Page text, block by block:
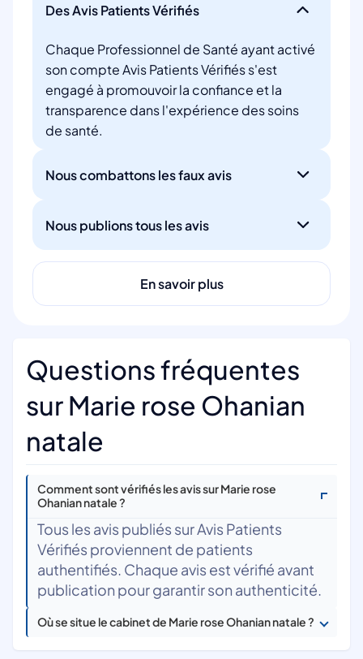
Des Avis Patients Vérifiés
Chaque Professionnel de Santé ayant activé
son compte Avis Patients Vérifiés s'est
engagé à promouvoir la confiance et la
transparence dans l'expérience des soins
de santé.
Nous combattons les faux avis
Nous publions tous les avis
En savoir plus
Questions fréquentes
sur Marie rose Ohanian
natale
Comment sont vérifiés les avis sur Marie rose
Ohanian natale ?
Tous les avis publiés sur Avis Patients
Vérifiés proviennent de patients
authentifiés. Chaque avis est vérifié avant
publication pour garantir son authenticité.
Où se situe le cabinet de Marie rose Ohanian natale ?